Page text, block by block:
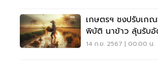
เกษตรฯ ชงปรับเก
พิบัติ นาข้าว ลุ้นรับอั
บาทต่อไร่
14 ก.ย. 2567 | 00:00 น.